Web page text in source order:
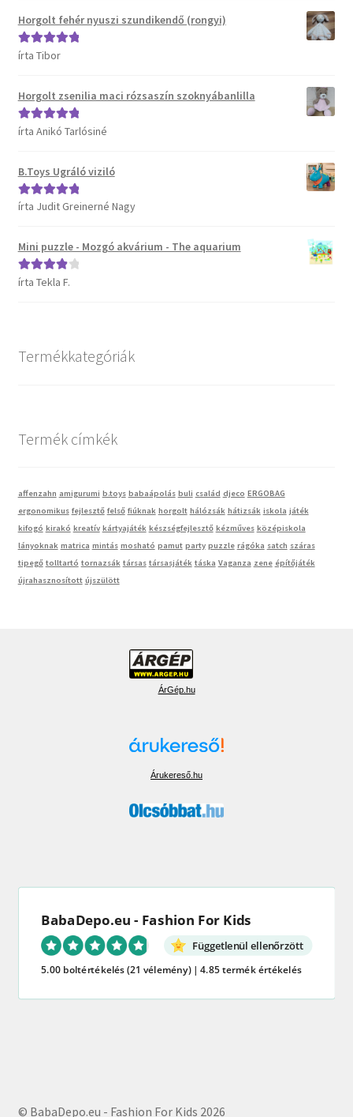
Horgolt fehér nyuszi szundikendő (rongyi)
Értékelés:
írta Tibor
Horgolt zsenilia maci rózsaszín szoknyábanlilla
Értékelés:5/
írta Anikó Tarlósiné
B.Toys Ugráló viziló
Értékelés:5/
írta Judit Greinerné Nagy
Mini puzzle - Mozgó akvárium - The aquarium
Értékelés:
írta Tekla F.
Termékkategóriák
Termék címkék
affenzahn amigurumi b.toys babaápolás buli család djeco ERGOBAG
ergonomikus fejlesztő felső fiúknak horgolt hálózsák hátizsák iskola játék
kifogó kirakó kreatív kártyajáték készségfejlesztő kézműves középiskola
lányoknak matrica mintás mosható pamut party puzzle rágóka satch száras
tipegő tolltartó tornazsák társas társasjáték táska Vaganza zene építőjáték
újrahasznosított újszülött
ÁrGép.hu
Árukereső.hu
BabaDepo.eu - Fashion For Kids
Függetlenül ellenőrzött
5.00 boltértékelés(21 vélemény)| 4.85 termék értékelés
© BabaDepo.eu - Fashion For Kids 2026